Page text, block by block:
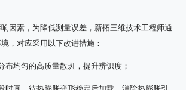
因素，为降低测量误差，新拓三维技术工程师通
，对应采用以下改进措施：
布均匀的高质量散斑，提升辨识度；